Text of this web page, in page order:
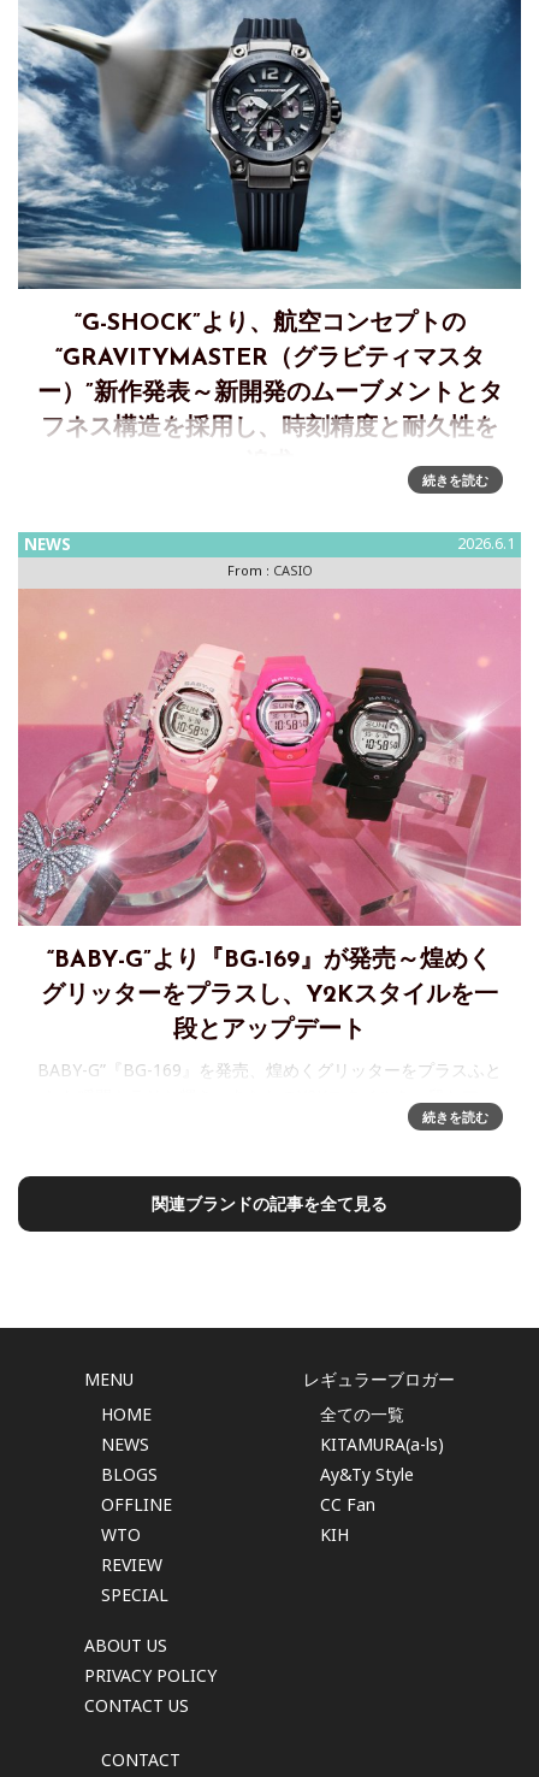
“G-SHOCK”より、航空コンセプトの
“GRAVITYMASTER（グラビティマスタ
ー）”新作発表～新開発のムーブメントとタ
フネス構造を採用し、時刻精度と耐久性を
SHOCK” 新開発のムーブメントと構造により機能性を向上カ
シオ計算機は、耐衝撃ウオッチ“G-SHOCK”より、航空コンセ
プトの &
続きを読む
NEWS 2026.6.1
From : CASIO
“BABY-G”より『BG-169』が発売～煌めく
グリッターをプラスし、Y2Kスタイルを一
段とアップデート
BABY-G”『BG-169』を発売、煌めくグリッターをプラスふと
プデート。アクティブな女性のためのカジュアルウオッ
続きを読む
関連ブランドの記事を全て見る
MENU
HOME
NEWS
BLOGS
OFFLINE
WTO
REVIEW
SPECIAL
ABOUT US
PRIVACY POLICY
CONTACT US
レギュラーブロガー
全ての一覧
KITAMURA(a-ls)
Ay&Ty Style
CC Fan
KIH
CONTACT